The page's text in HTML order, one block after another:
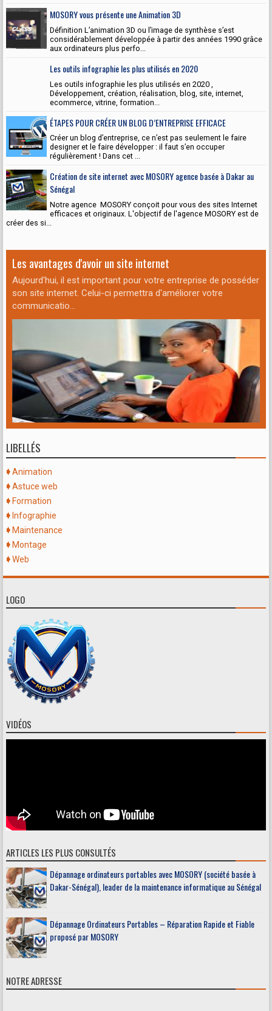
MOSORY vous présente une Animation 3D
Définition L’animation 3D ou l’image de synthèse s’est
considérablement développée à partir des années 1990 grâce
aux ordinateurs plus perfo...
Les outils infographie les plus utilisés en 2020
Les outils infographie les plus utilisés en 2020 ,
Développement, création, réalisation, blog, site, internet,
ecommerce, vitrine, formation...
ÉTAPES POUR CRÉER UN BLOG D’ENTREPRISE EFFICACE
Créer un blog d’entreprise, ce n’est pas seulement le faire
designer et le faire développer : il faut s’en occuper
régulièrement ! Dans cet ...
Création de site internet avec MOSORY agence basée à Dakar au
Sénégal
Notre agence MOSORY conçoit pour vous des sites Internet
efficaces et originaux. L'objectif de l'agence MOSORY est de
créer des si...
Les avantages d'avoir un site internet
Aujourd'hui, il est important pour votre entreprise de posséder
son site internet. Celui-ci permettra d'améliorer votre
communicatio...
LIBELLÉS
Animation
Astuce web
Formation
Infographie
Maintenance
Montage
Web
LOGO
VIDÉOS
ARTICLES LES PLUS CONSULTÉS
Dépannage ordinateurs portables avec MOSORY (société basée à
Dakar-Sénégal), leader de la maintenance informatique au Sénégal
Dépannage Ordinateurs Portables – Réparation Rapide et Fiable
proposé par MOSORY
NOTRE ADRESSE